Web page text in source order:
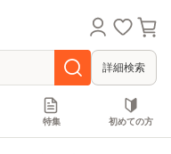
詳細検索
特集 初めての方